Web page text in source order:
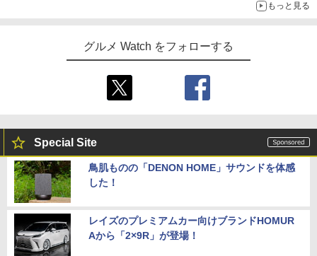
もっと見る
グルメ Watch をフォローする
Special Site
鳥肌ものの「DENON HOME」サウンドを体感
した！
レイズのプレミアムカー向けブランドHOMUR
Aから「2×9R」が登場！